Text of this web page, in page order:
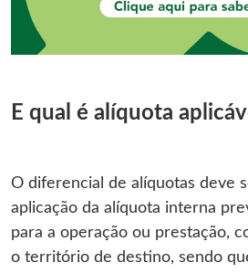
E qual é alíquota
O diferencial de alíquotas deve
aplicação da alíquota interna
para a operação ou prestação,
o território de destino, sendo